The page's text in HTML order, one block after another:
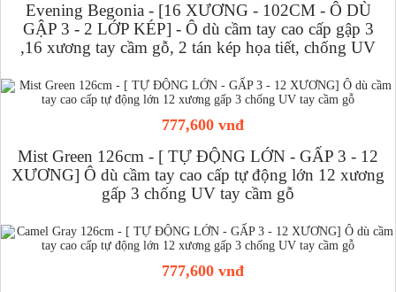
Evening Begonia - [16 XƯƠNG - 102CM - Ô DÙ
GẬP 3 - 2 LỚP KÉP] - Ô dù cầm tay cao cấp gập 3
,16 xương tay cầm gỗ, 2 tán kép họa tiết, chống UV
777,600 vnđ
Mist Green 126cm - [ TỰ ĐỘNG LỚN - GẤP 3 - 12
XƯƠNG] Ô dù cầm tay cao cấp tự động lớn 12 xương
gấp 3 chống UV tay cầm gỗ
777,600 vnđ